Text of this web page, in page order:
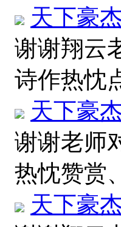
天下豪
谢谢翔云
诗作热忱
天下豪
谢谢老师
热忱赞赏
天下豪